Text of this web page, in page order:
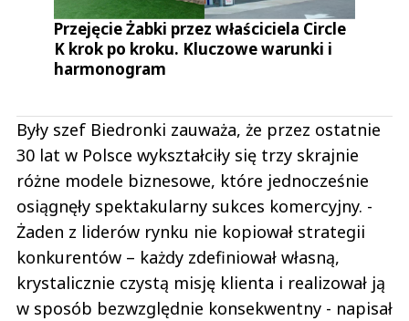
Przejęcie Żabki przez właściciela Circle
K krok po kroku. Kluczowe warunki i
harmonogram
Były szef Biedronki zauważa, że przez ostatnie
30 lat w Polsce wykształciły się trzy skrajnie
różne modele biznesowe, które jednocześnie
osiągnęły spektakularny sukces komercyjny. -
Żaden z liderów rynku nie kopiował strategii
konkurentów – każdy zdefiniował własną,
krystalicznie czystą misję klienta i realizował ją
w sposób bezwzględnie konsekwentny - napisał